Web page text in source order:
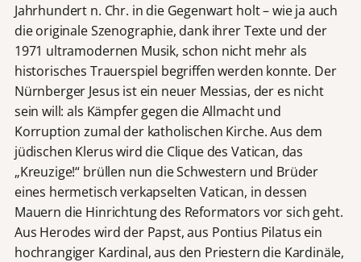
Jahrhundert n. Chr. in die Gegenwart holt – wie ja auch
die originale Szenographie, dank ihrer Texte und der
1971 ultramodernen Musik, schon nicht mehr als
historisches Trauerspiel begriffen werden konnte. Der
Nürnberger Jesus ist ein neuer Messias, der es nicht
sein will: als Kämpfer gegen die Allmacht und
Korruption zumal der katholischen Kirche. Aus dem
jüdischen Klerus wird die Clique des Vatican, das
„Kreuzige!“ brüllen nun die Schwestern und Brüder
eines hermetisch verkapselten Vatican, in dessen
Mauern die Hinrichtung des Reformators vor sich geht.
Aus Herodes wird der Papst, aus Pontius Pilatus ein
hochrangiger Kardinal, aus den Priestern die Kardinäle,